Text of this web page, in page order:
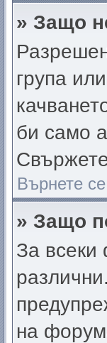
» Защо
група
би само
Върнете
» Защо
За всеки
на